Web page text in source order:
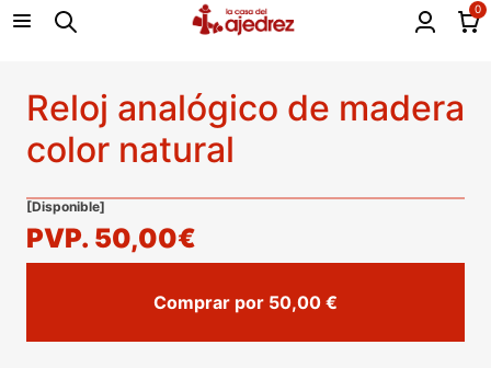
0
Reloj analógico de madera
color natural
[Disponible]
PVP. 50,00€
Comprar por 50,00 €